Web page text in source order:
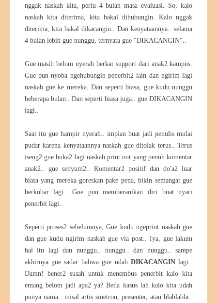
nggak naskah kita, perlu 4 bulan masa evaluasi. So, kalo
naskah kita diterima, kita bakal dihubungin. Kalo nggak
diterima, kita bakal dikacangin.. Dan kenyataannya.. selama
4 bulan lebih gue nunggu, ternyata gue "DIKACANGIN"..
Gue masih belom nyerah berkat support dari anak2 kampus.
Gue pun nyoba ngehubungin penerbit2 lain dan ngirim lagi
naskah gue ke mereka. Dan seperti biasa, gue kudu nunggu
beberapa bulan.. Dan seperti biasa juga.. gue DIKACANGIN
lagi..
Saat itu gue hampir nyerah.. impian buat jadi penulis mulai
pudar karena kenyataannya naskah gue ditolak terus.. Terus
iseng2 gue buka2 lagi naskah print out yang penuh komentar
anak2.. gue senyum2.. Komentar2 positif dan do'a2 luar
biasa yang mereka goreskan pake pena, bikin semangat gue
berkobar lagi.. Gue pun memberanikan diri buat nyari
penerbit lagi..
Seperti proses2 sebelumnya, Gue kudu ngeprint naskah gue
dan gue kudu ngirim naskah gue via post.. Iya, gue lakuin
hal itu lagi dan nunggu.. nunggu.. dan nunggu.. sampe
akhirnya gue sadar bahwa gue udah DIKACANGIN lagi..
Damn! bener2 susah untuk menembus penerbit kalo kita
emang belom jadi apa2 ya? Beda kasus lah kalo kita udah
punya nama.. misal artis sinetron, presenter, atau blablabla..